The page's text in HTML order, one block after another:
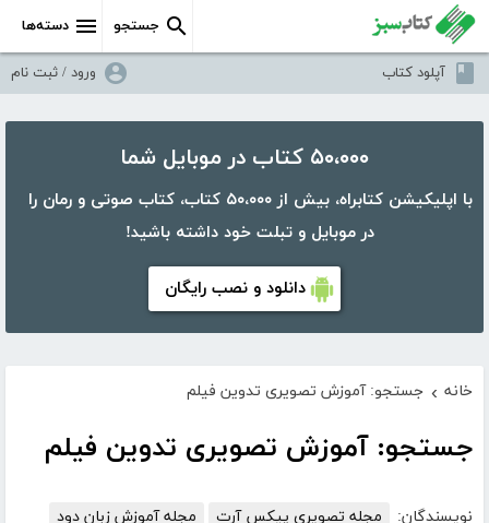
دسته‌ها جستجو
آپلود کتاب ورود / ثبت نام
۵۰،۰۰۰ کتاب در موبایل شما
با اپلیکیشن کتابراه، بیش از ۵۰،۰۰۰ کتاب، کتاب صوتی و رمان را
در موبایل و تبلت خود داشته باشید!
دانلود و نصب رایگان
خانه › جستجو: آموزش تصویری تدوین فیلم
جستجو: آموزش تصویری تدوین فیلم
نویسندگان: مجله تصویری پیکس آرت
مجله آموزش زبان دود